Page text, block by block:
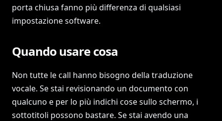
porta chiusa fanno più differenza di qualsiasi
impostazione software.
Quando usare cosa
Non tutte le call hanno bisogno della traduzione
vocale. Se stai revisionando un documento con
qualcuno e per lo più indichi cose sullo schermo, i
sottotitoli possono bastare. Se stai avendo una